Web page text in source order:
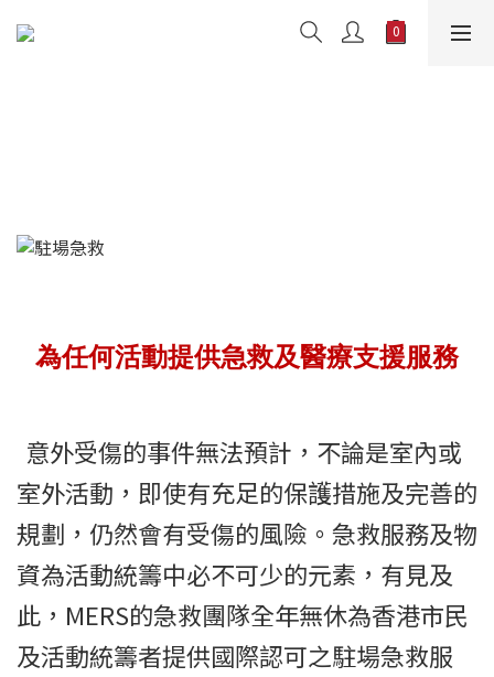
為任何活動提供急救及醫療支援服務
意外受傷的事件無法預計，不論是室內或
室外活動，即使有充足的保護措施及完善的
規劃，仍然會有受傷的風險。急救服務及物
資為活動統籌中必不可少的元素，有見及
此，MERS的急救團隊全年無休為香港市民
及活動統籌者提供國際認可之駐場急救服